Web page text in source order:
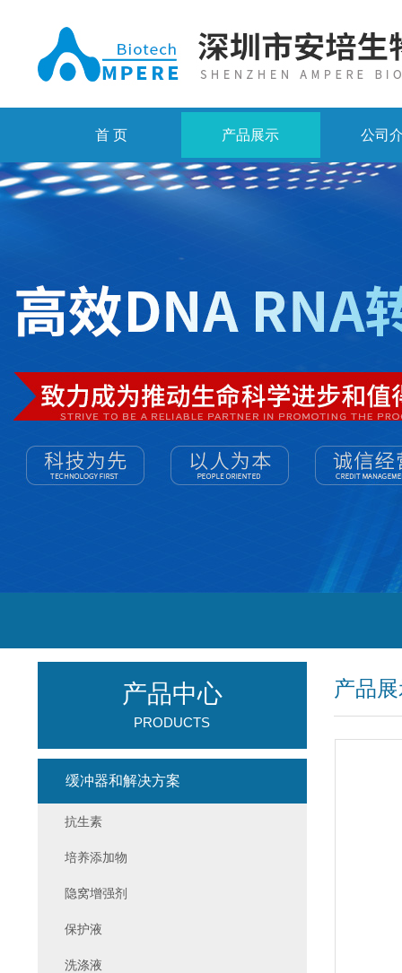
首 页 产品展示 公司
产品
产品中心
PRODUCTS
缓冲器和解决方案
抗生素
培养添加物
隐窝增强剂
保护液
洗涤液